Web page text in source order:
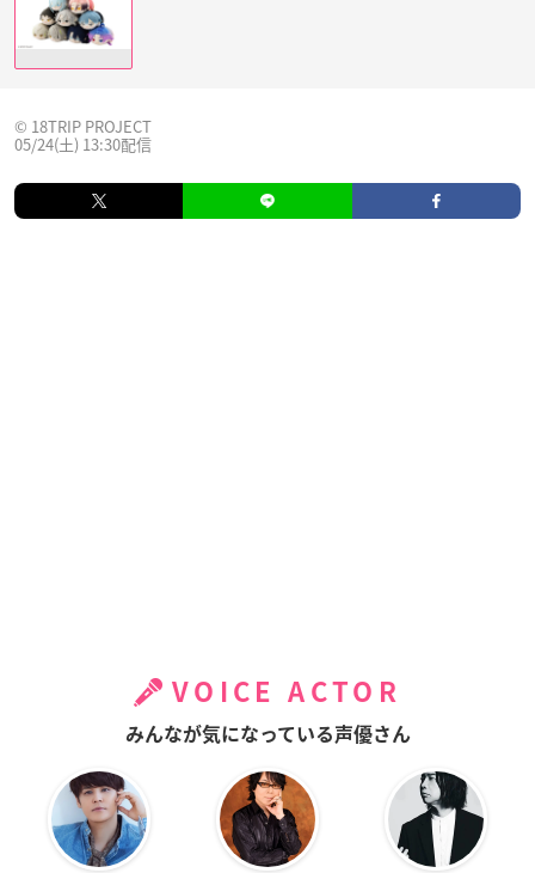
© 18TRIP PROJECT
05/24(土) 13:30配信
VOICE ACTOR
みんなが気になっている声優さん